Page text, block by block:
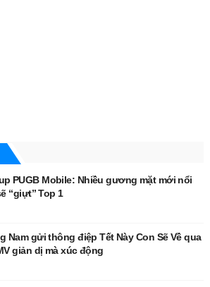
PUGB Mobile: Nhiều gương mặt mới nổi
“giựt” Top 1
Nam gửi thông điệp Tết Này Con Sẽ Về qua
giản dị mà xúc động